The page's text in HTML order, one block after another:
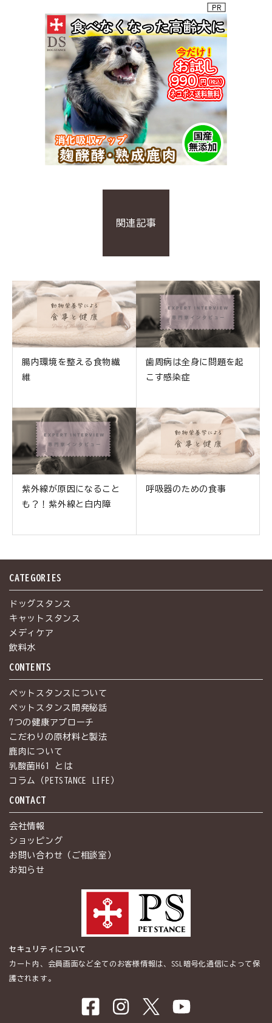
関連記事
腸内環境を整える食物繊
維
歯周病は全身に問題を起
こす感染症
紫外線が原因になること
も？！紫外線と白内障
呼吸器のための食事
CATEGORIES
ドッグスタンス
キャットスタンス
メディケア
飲料水
CONTENTS
ペットスタンスについて
ペットスタンス開発秘話
7つの健康アプローチ
こだわりの原材料と製法
鹿肉について
乳酸菌H61 とは
コラム（PETSTANCE LIFE）
CONTACT
会社情報
ショッピング
お問い合わせ（ご相談室）
お知らせ
セキュリティについて
カート内、会員画面など全てのお客様情報は、SSL暗号化通信によって保
護されます。